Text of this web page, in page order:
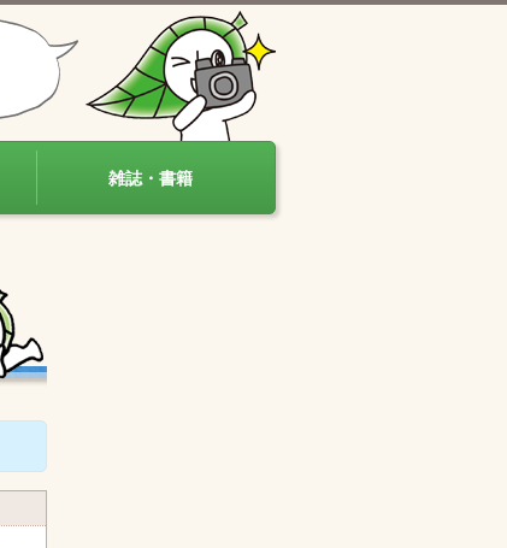
雑誌・書籍